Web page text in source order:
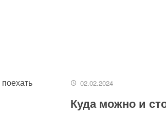
02.02.2024
Куда можно и